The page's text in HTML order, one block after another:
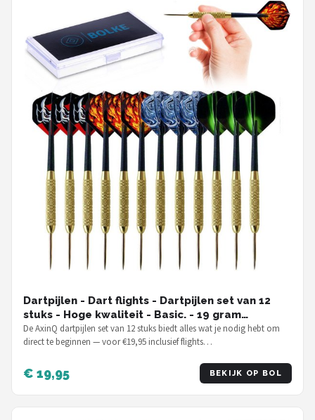
Dartpijlen - Dart flights - Dartpijlen set van 12
stuks - Hoge kwaliteit - Basic. - 19 gram
dartpijlen
De AxinQ dartpijlen set van 12 stuks biedt alles wat je nodig hebt om
direct te beginnen — voor €19,95 inclusief flights…
€ 19,95 BEKIJK OP BOL